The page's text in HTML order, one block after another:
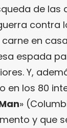
de las
contra
en
espada
Y,
en los 80
»
y que